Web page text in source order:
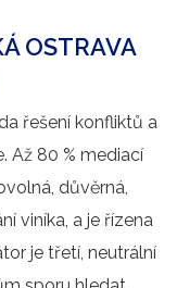
OSTRAVA
řešení konfliktů a
Až 80 % mediací
důvěrná,
viníka, a je řízena
je třetí, neutrální